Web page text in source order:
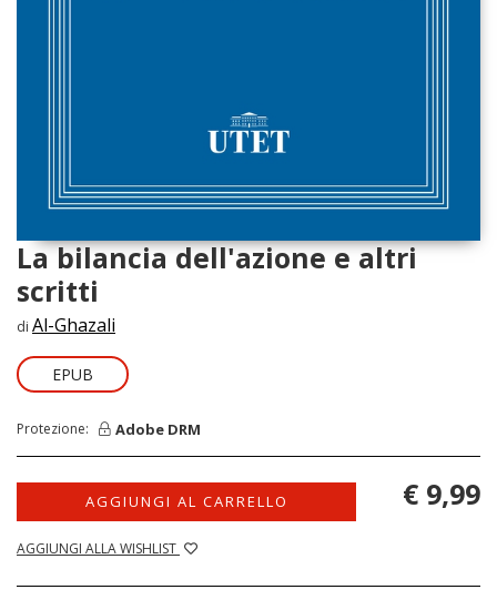
La bilancia dell'azione e altri
scritti
di Al-Ghazali
EPUB
Protezione: Adobe DRM
AGGIUNGI AL CARRELLO
AGGIUNGI ALLA WISHLIST
€ 9,99